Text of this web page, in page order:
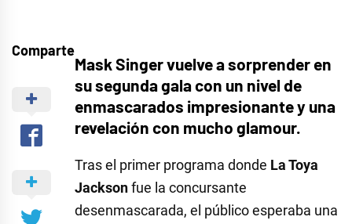
Comparte
Mask Singer vuelve a sorprender en
su segunda gala con un nivel de
enmascarados impresionante y una
revelación con mucho glamour.
Tras el primer programa donde La Toya
Jacksonfue la concursante
desenmascarada, el público esperaba una